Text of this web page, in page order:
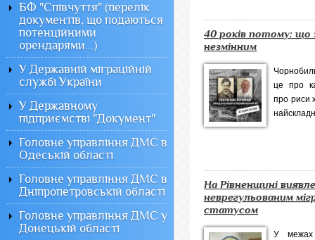
40 років потому: що
незмінним
це про
про риси
На Рівненщині
неврегульованим
статусом
У межах
БФ "Співчуття" (перелік
документів, що подаються
потенційними
орендарями...)
У Державній міграційній
службі України
У Державному
підприємстві "Документ"
Головне управління ДМС в
Одеській області
Головне управління ДМС в
Дніпропетровській області
Головне управління ДМС у
Донецькій області